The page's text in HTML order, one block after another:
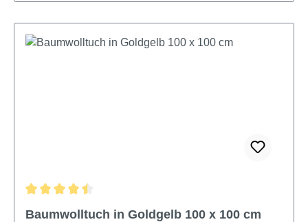
Baumwolltuch in Goldgelb 100 x 100 cm